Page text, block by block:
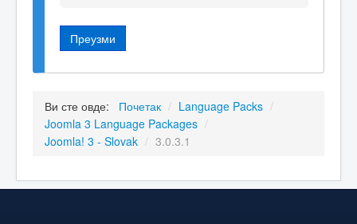
Преузми
Ви сте овде: Почетак / Language Packs /
Joomla 3 Language Packages /
Joomla! 3 - Slovak / 3.0.3.1